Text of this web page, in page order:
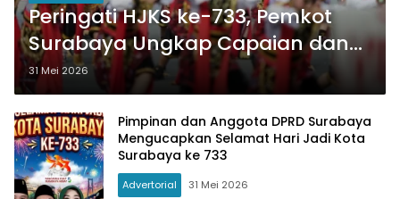
Peringati HJKS ke-733, Pemkot
Surabaya Ungkap Capaian dan
Agenda Pembangunan
31 Mei 2026
Pimpinan dan Anggota DPRD Surabaya
Mengucapkan Selamat Hari Jadi Kota
Surabaya ke 733
Advertorial 31 Mei 2026